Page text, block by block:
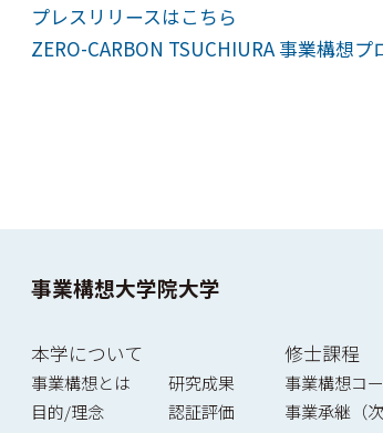
プレスリリースはこちら
ZERO-CARBON TSUCHIURA 事業構想
事業構想大学院大学
本学について
事業構想とは
目的/理念
研究成果
認証評価
修士課程
事業構想コ
事業承継（